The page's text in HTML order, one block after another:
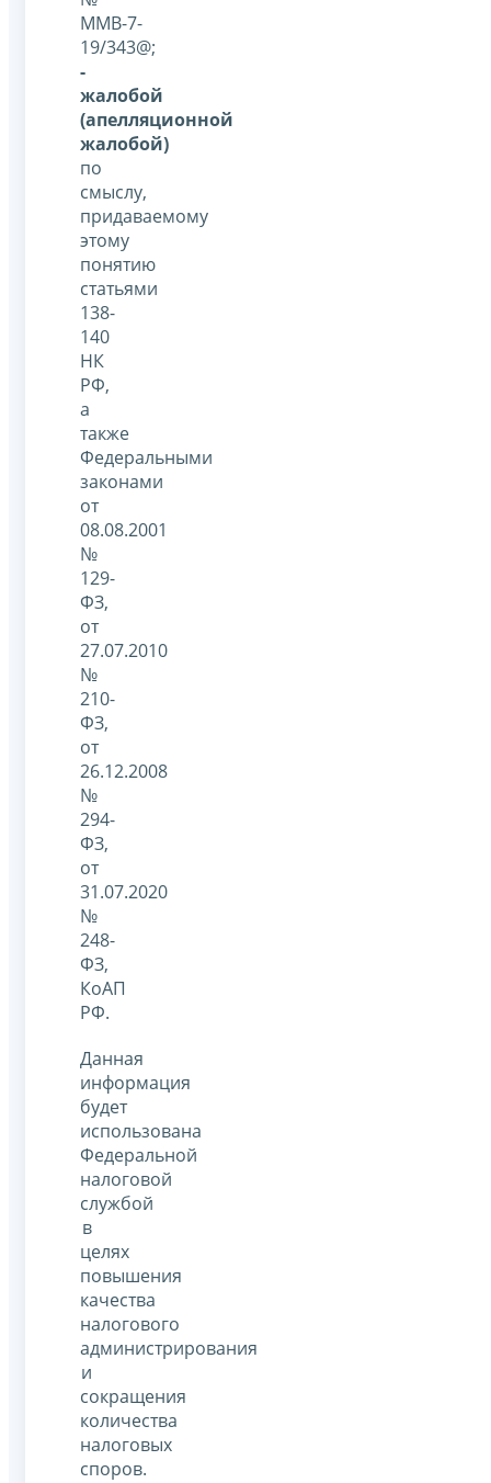
ММВ-7-
19/343@;
-
жалобой
(апелляционной
жалобой)
по
смыслу,
придаваемому
этому
понятию
статьями
138-
140
НК
РФ,
а
также
Федеральными
законами
от
08.08.2001
№
129-
ФЗ,
от
27.07.2010
№
210-
ФЗ,
от
26.12.2008
№
294-
ФЗ,
от
31.07.2020
№
248-
ФЗ,
КоАП
РФ.
Данная
информация
будет
использована
Федеральной
налоговой
службой
в
целях
повышения
качества
налогового
администрирования
и
сокращения
количества
налоговых
споров.